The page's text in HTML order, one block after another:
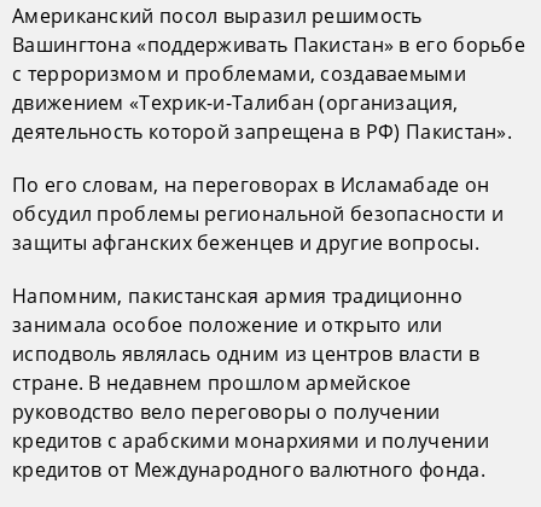
Американский посол выразил решимость
Вашингтона «поддерживать Пакистан» в его борьбе
с терроризмом и проблемами, создаваемыми
движением «Техрик-и-Талибан (организация,
деятельность которой запрещена в РФ) Пакистан».
По его словам, на переговорах в Исламабаде он
обсудил проблемы региональной безопасности и
защиты афганских беженцев и другие вопросы.
Напомним, пакистанская армия традиционно
занимала особое положение и открыто или
исподволь являлась одним из центров власти в
стране. В недавнем прошлом армейское
руководство вело переговоры о получении
кредитов с арабскими монархиями и получении
кредитов от Международного валютного фонда.